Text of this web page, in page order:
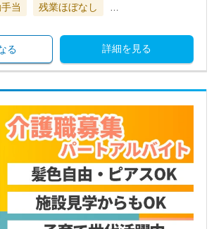
当 残業ほぼなし
詳細を見る
る